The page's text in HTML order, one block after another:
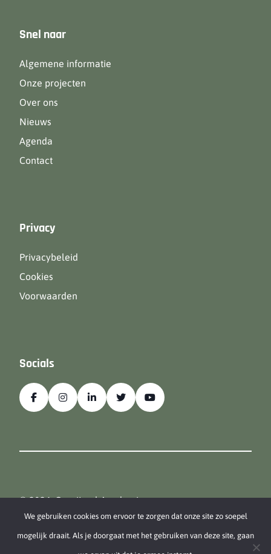
Snel naar
Algemene informatie
Onze projecten
Over ons
Nieuws
Agenda
Contact
Privacy
Privacybeleid
Cookies
Voorwaarden
Socials
© 2026, Overijssel Academie
EenWebbawebsite.
We gebruiken cookies om ervoor te zorgen dat onze site zo soepel
mogelijk draait. Als je doorgaat met het gebruiken van deze site, gaan